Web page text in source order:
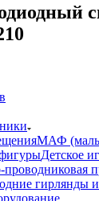
МАФ
Детское
проводниковая
гирлянды